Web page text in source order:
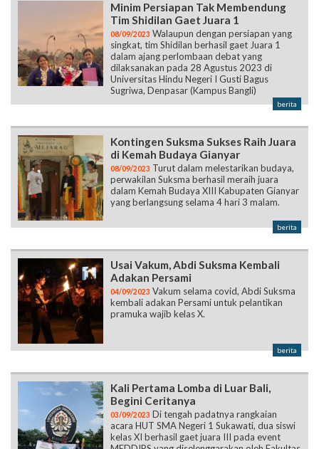
Minim Persiapan Tak Membendung
Tim Shidilan Gaet Juara 1
08/09/2023 Walaupun dengan persiapan yang
singkat, tim Shidilan berhasil gaet Juara 1
dalam ajang perlombaan debat yang
dilaksanakan pada 28 Agustus 2023 di
Universitas Hindu Negeri I Gusti Bagus
Sugriwa, Denpasar (Kampus Bangli)
berita
Kontingen Suksma Sukses Raih Juara
di Kemah Budaya Gianyar
08/09/2023 Turut dalam melestarikan budaya,
perwakilan Suksma berhasil meraih juara
dalam Kemah Budaya XIII Kabupaten Gianyar
yang berlangsung selama 4 hari 3 malam.
berita
Usai Vakum, Abdi Suksma Kembali
Adakan Persami
04/09/2023 Vakum selama covid, Abdi Suksma
kembali adakan Persami untuk pelantikan
pramuka wajib kelas X.
berita
Kali Pertama Lomba di Luar Bali,
Begini Ceritanya
03/09/2023 Di tengah padatnya rangkaian
acara HUT SMA Negeri 1 Sukawati, dua siswi
kelas XI berhasil gaet juara III pada event